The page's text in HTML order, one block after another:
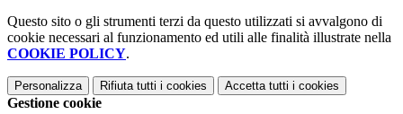
Questo sito o gli strumenti terzi da questo utilizzati si avvalgono di
cookie necessari al funzionamento ed utili alle finalità illustrate nella
COOKIE POLICY.
Personalizza Rifiuta tutti i cookies Accetta tutti i cookies
Gestione cookie